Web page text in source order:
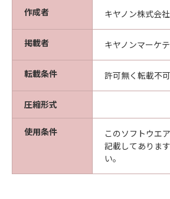
お客様は、日本国政府または関
より必要な認可等を得ることな
ウエア」の全部または一部を、
に輸出してはなりません。
契約期間
(1) 本契約は、お客様が「本ソフ
インストールされた時点で発効
は(3)により終了されるまで有効
(2) お客様は、「本ソフトウエ
製物のすべてを廃棄及び消去す
本契約を終了させることができ
(3) キヤノンは、お客様が本契約
項に違反した場合、直ちに本契
作成者 キヤノン株式会社
掲載者 キヤノンマーケ
転載条件 許可無く転載不可
圧縮形式
使用条件
このソフトウエ
記載してありま
い。